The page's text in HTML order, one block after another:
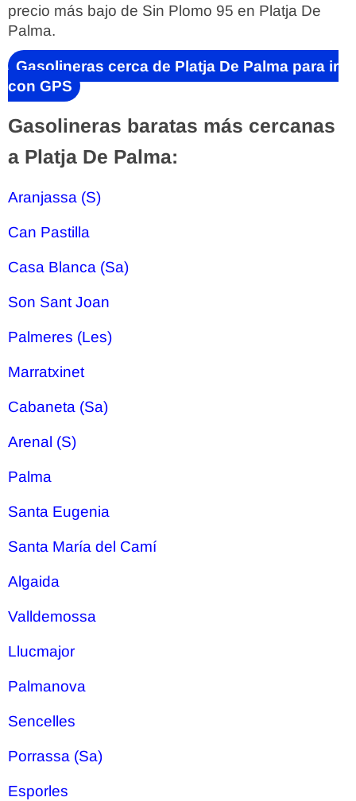
precio más bajo de Sin Plomo 95 en Platja De
Palma.
Gasolineras cerca de Platja De Palma para ir
con GPS
Gasolineras baratas más cercanas
a Platja De Palma:
Aranjassa (S)
Can Pastilla
Casa Blanca (Sa)
Son Sant Joan
Palmeres (Les)
Marratxinet
Cabaneta (Sa)
Arenal (S)
Palma
Santa Eugenia
Santa María del Camí
Algaida
Valldemossa
Llucmajor
Palmanova
Sencelles
Porrassa (Sa)
Esporles